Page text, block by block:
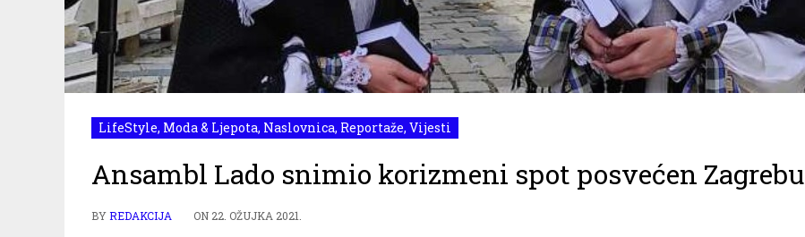
LifeStyle, Moda & Ljepota, Naslovnica, Reportaže, Vijesti
Ansambl Lado snimio korizmeni spot posvećen Zagrebu
BYREDAKCIJA ON 22. OŽUJKA 2021.